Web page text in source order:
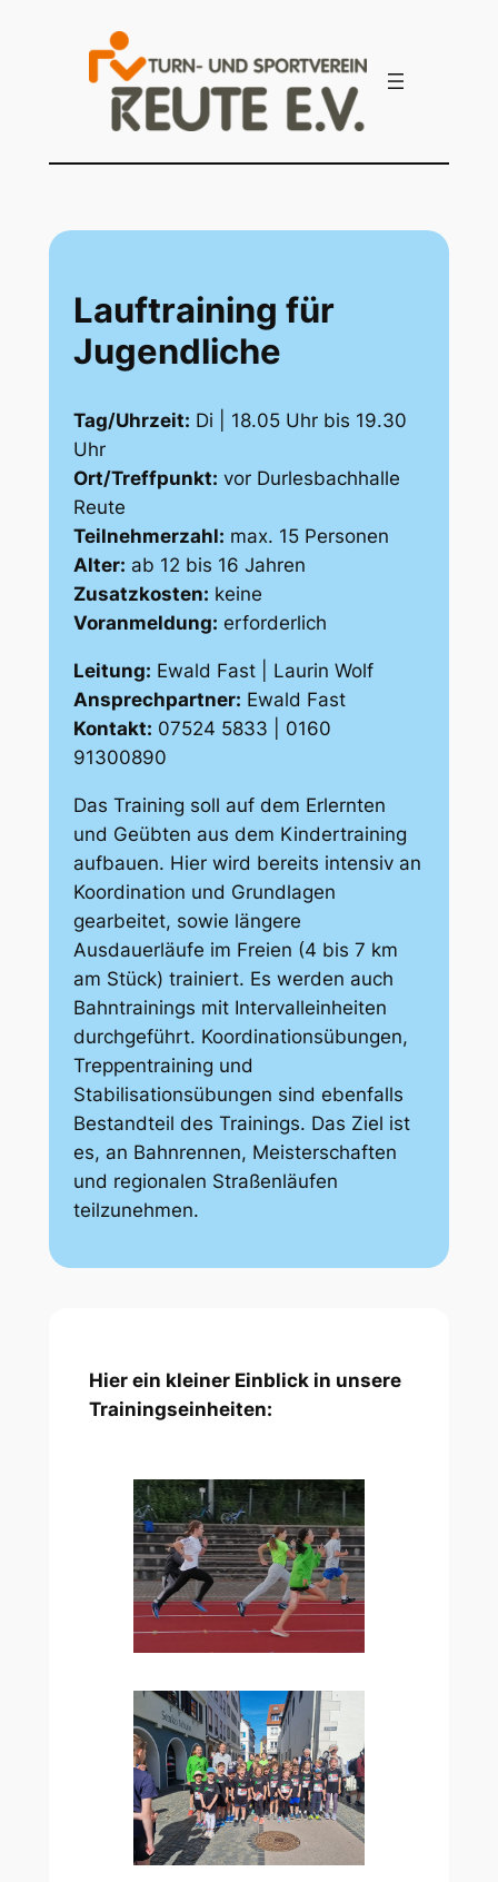
Lauftraining für
Jugendliche
Tag/Uhrzeit: Di | 18.05 Uhr bis 19.30
Uhr
Ort/Treffpunkt: vor Durlesbachhalle
Reute
Teilnehmerzahl: max. 15 Personen
Alter: ab 12 bis 16 Jahren
Zusatzkosten: keine
Voranmeldung: erforderlich
Leitung: Ewald Fast | Laurin Wolf
Ansprechpartner: Ewald Fast
Kontakt: 07524 5833 | 0160
91300890
Das Training soll auf dem Erlernten
und Geübten aus dem Kindertraining
aufbauen. Hier wird bereits intensiv an
Koordination und Grundlagen
gearbeitet, sowie längere
Ausdauerläufe im Freien (4 bis 7 km
am Stück) trainiert. Es werden auch
Bahntrainings mit Intervalleinheiten
durchgeführt. Koordinationsübungen,
Treppentraining und
Stabilisationsübungen sind ebenfalls
Bestandteil des Trainings. Das Ziel ist
es, an Bahnrennen, Meisterschaften
und regionalen Straßenläufen
teilzunehmen.
Hier ein kleiner Einblick in unsere
Trainingseinheiten: